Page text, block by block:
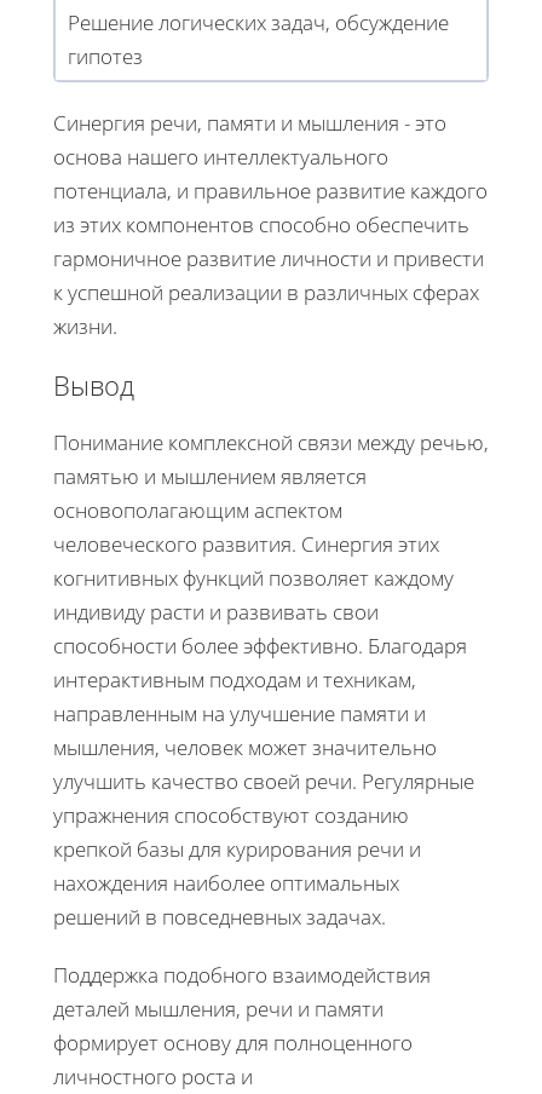
Решение логических задач, обсуждение
гипотез
Синергия речи, памяти и мышления - это
основа нашего интеллектуального
потенциала, и правильное развитие каждого
из этих компонентов способно обеспечить
гармоничное развитие личности и привести
к успешной реализации в различных сферах
жизни.
Вывод
Понимание комплексной связи между речью,
памятью и мышлением является
основополагающим аспектом
человеческого развития. Синергия этих
когнитивных функций позволяет каждому
индивиду расти и развивать свои
способности более эффективно. Благодаря
интерактивным подходам и техникам,
направленным на улучшение памяти и
мышления, человек может значительно
улучшить качество своей речи. Регулярные
упражнения способствуют созданию
крепкой базы для курирования речи и
нахождения наиболее оптимальных
решений в повседневных задачах.
Поддержка подобного взаимодействия
деталей мышления, речи и памяти
формирует основу для полноценного
личностного роста и